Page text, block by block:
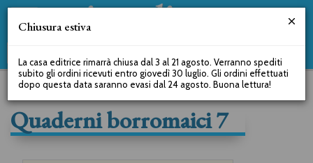
Quaderni borromaici 7
Chiusura estiva
La casa editrice rimarrà chiusa dal 3 al 21 agosto. Verranno spediti
subito gli ordini ricevuti entro giovedì 30 luglio. Gli ordini effettuati
dopo questa data saranno evasi dal 24 agosto. Buona lettura!